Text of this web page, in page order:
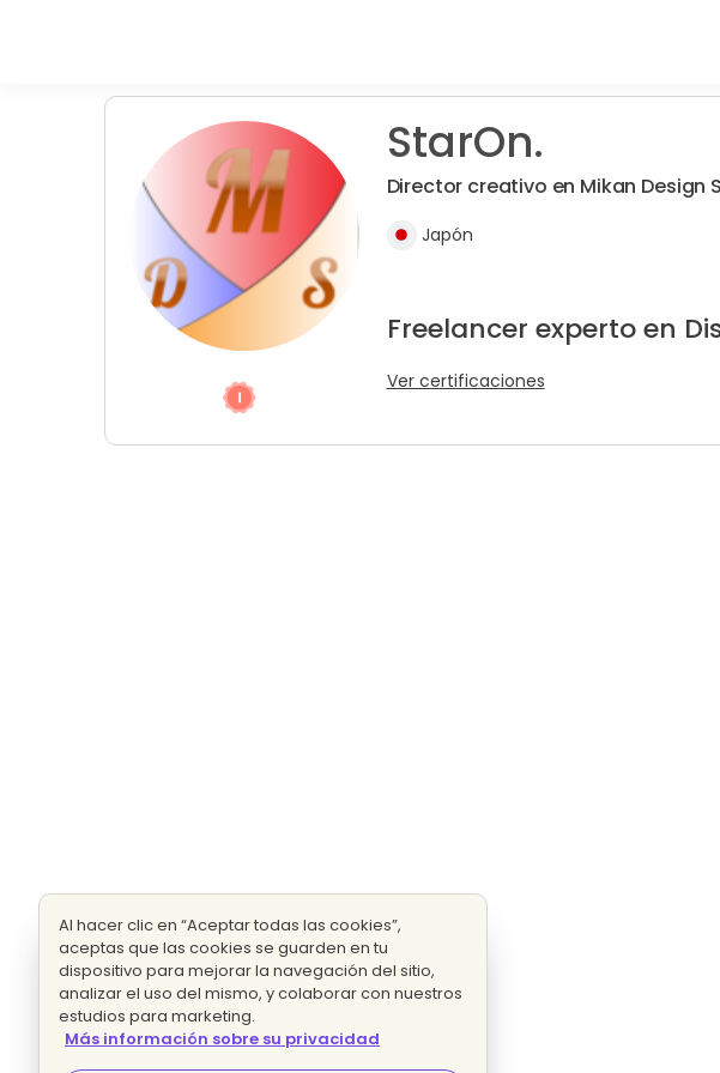
StarOn.
Director creativo en Mikan Design
Japón
Freelancer experto en
Ver certificaciones
Al hacer clic en “Aceptar todas las cookies”,
aceptas que las cookies se guarden en tu
dispositivo para mejorar la navegación del sitio,
analizar el uso del mismo, y colaborar con nuestros
estudios para marketing.
Más información sobre su privacidad